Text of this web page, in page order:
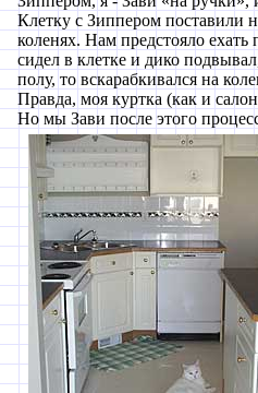
Клетку с Зиппером поставили
коленях. Нам предстояло
сидел в клетке и дико
полу, то вскарабкивался на
Правда, моя куртка (как и
Но мы Зави после этого